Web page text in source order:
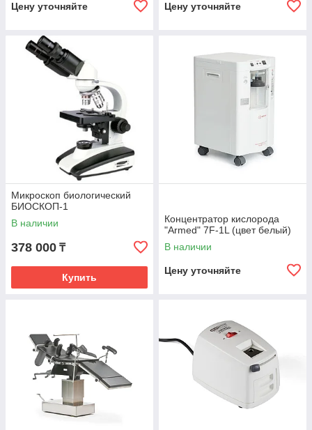
Цену уточняйте Цену уточняйте
Микроскоп биологический
БИОСКОП-1
В наличии
378 000 ₸
Купить
Концентратор кислорода
"Armed" 7F-1L (цвет белый)
В наличии
Цену уточняйте